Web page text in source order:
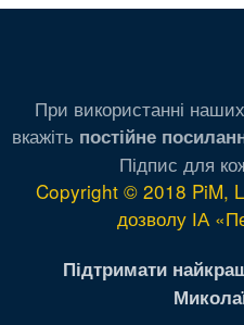
При використанні
вкажіть постійне
Підпис для
Copyright © 2018 PiM,
дозволу ІА
Підтримати